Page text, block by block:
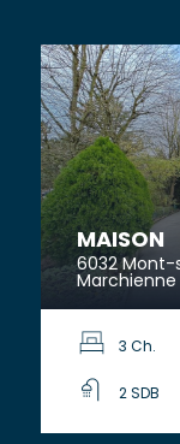
MAISON
6032 Mont-
Marchienne
3 Ch.
2 SDB